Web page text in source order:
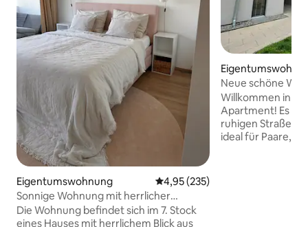
Eigentumswohnung Durchschnittliche Bewertung:
4,95 (235)
Sonnige Wohnung mit herrlicher
Aussicht
Die Wohnung befindet sich im 7. Stock
eines Hauses mit herrlichem Blick aus
Neue schöne
Zentrum/
Willkommen in
Apartment! Es
ruhigen Straße
ideal für Paare,